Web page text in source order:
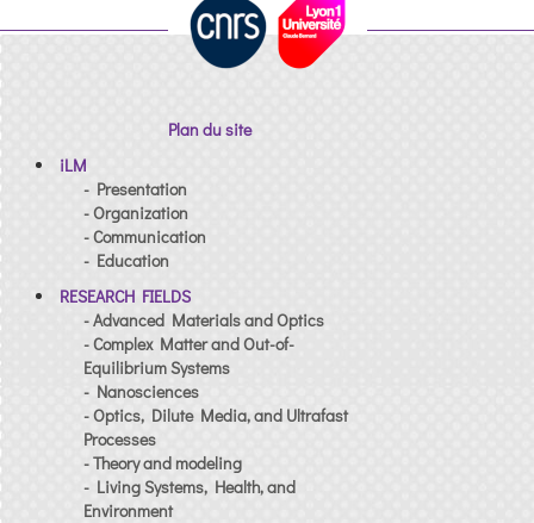
Plan du site
iLM
- Presentation
- Organization
- Communication
- Education
RESEARCH FIELDS
- Advanced Materials and Optics
- Complex Matter and Out-of-
Equilibrium Systems
- Nanosciences
- Optics, Dilute Media, and Ultrafast
Processes
- Theory and modeling
- Living Systems, Health, and
Environment